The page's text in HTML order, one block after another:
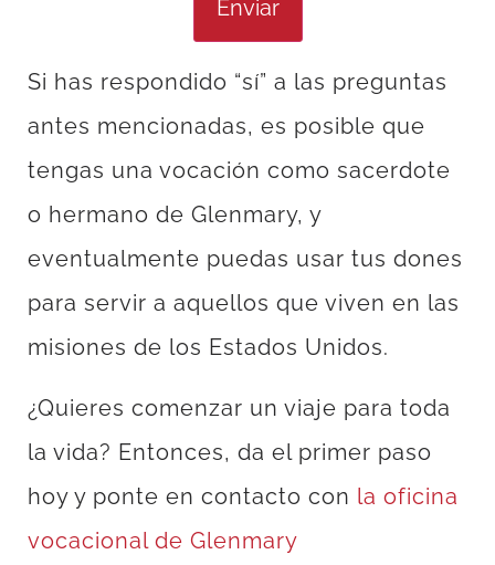
Si has respondido “sí” a las preguntas
antes mencionadas, es posible que
tengas una vocación como sacerdote
o hermano de Glenmary, y
eventualmente puedas usar tus dones
para servir a aquellos que viven en las
misiones de los Estados Unidos.
¿Quieres comenzar un viaje para toda
la vida? Entonces, da el primer paso
hoy y ponte en contacto con la oficina
vocacional de Glenmary